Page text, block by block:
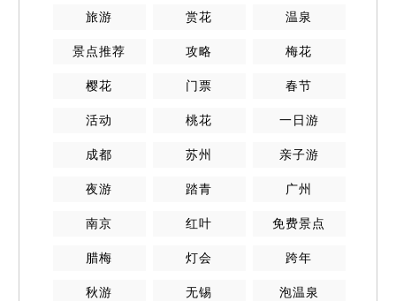
旅游 赏花 温泉
景点推荐 攻略 梅花
樱花 门票 春节
活动 桃花 一日游
成都 苏州 亲子游
夜游 踏青 广州
南京 红叶 免费景点
腊梅 灯会 跨年
秋游 无锡 泡温泉